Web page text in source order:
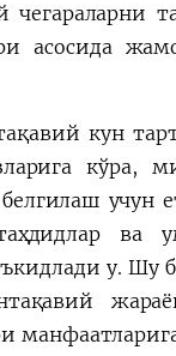
асосида
кун
кўра,
учун
у. Шу